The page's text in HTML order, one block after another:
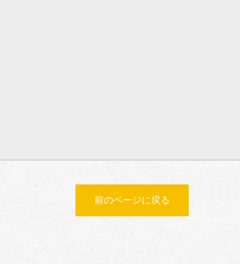
前のページに戻る